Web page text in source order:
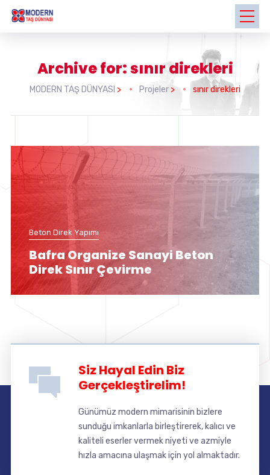
Archive for: sınır direkleri
MODERN TAŞ DÜNYASI > Projeler > sınır direkleri
Bafra Organize Sanayi Beton
Direk Sınır Çevirme
Beton Direk Yapımı
Siz Hayal Edin Biz
Gerçekleştirelim!
Günümüz modern mimarisinin bizlere
sunduğu imkanlarla birleştirerek, kalıcı ve
kaliteli eserler vermek niyeti ve azmiyle
hızla amacına ulaşmak için yol almaktadır.